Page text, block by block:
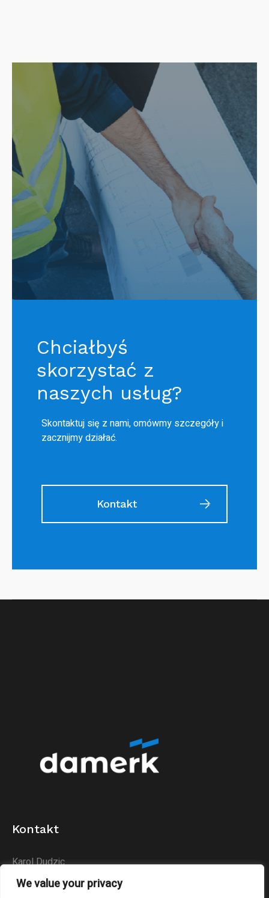
We value your privacy
Chciałbyś
skorzystać z
naszych usług?
Skontaktuj się z nami, omówmy szczegóły i
zacznijmy działać.
Kontakt
Kontakt
Karol Dudzic
Huta Podłysica 24B
26-004 Bieliny